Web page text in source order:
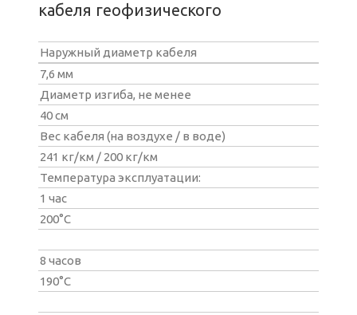
кабеля геофизического
Наружный диаметр кабеля
7,6 мм
Диаметр изгиба, не менее
40 см
Вес кабеля (на воздухе / в воде)
241 кг/км / 200 кг/км
Температура эксплуатации:
1 час
200°С
8 часов
190°С